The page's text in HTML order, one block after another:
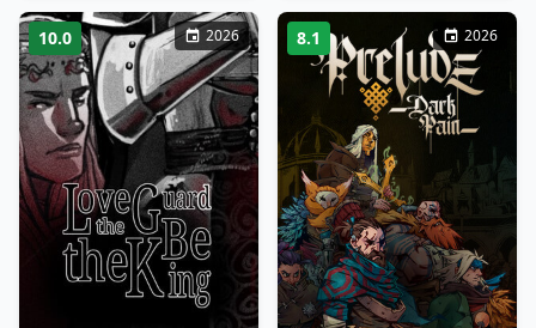
10.0 2026 8.1 2026